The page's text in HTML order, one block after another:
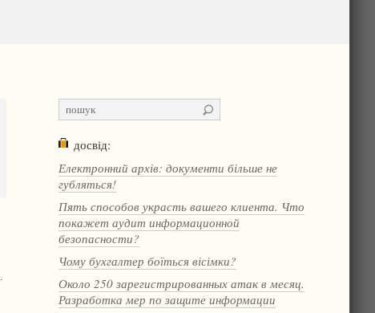
досвід:
Електронний архів: документи більше не
губляться!
Пять способов украсть вашего клиента. Что
покажет аудит информационной
безопасности?
Чому бухгалтер боїться вісімки?
Около 250 зарегистрированных атак в месяц.
Разработка мер по защите информации